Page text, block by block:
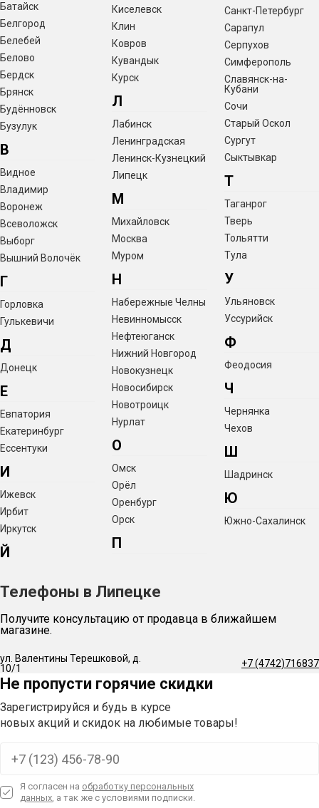
Батайск
Белгород
Белебей
Белово
Бердск
Брянск
Будённовск
Бузулук
В
Видное
Владимир
Воронеж
Всеволожск
Выборг
Вышний Волочёк
Г
Горловка
Гулькевичи
Д
Донецк
Е
Евпатория
Екатеринбург
Ессентуки
И
Ижевск
Ирбит
Иркутск
Й
Киселевск
Клин
Ковров
Кувандык
Курск
Л
Лабинск
Ленинградская
Ленинск-Кузнецкий
Липецк
М
Михайловск
Москва
Муром
Н
Набережные Челны
Невинномысск
Нефтеюганск
Нижний Новгород
Новокузнецк
Новосибирск
Новотроицк
Нурлат
О
Омск
Орёл
Оренбург
Орск
П
Санкт-Петербург
Сарапул
Серпухов
Симферополь
Славянск-на-
Кубани
Сочи
Старый Оскол
Сургут
Сыктывкар
Т
Таганрог
Тверь
Тольятти
Тула
У
Ульяновск
Уссурийск
Ф
Феодосия
Ч
Чернянка
Чехов
Ш
Шадринск
Ю
Южно-Сахалинск
Телефоны в Липецке
Получите консультацию от продавца в ближайшем
магазине.
ул. Валентины Терешковой, д.
10/1
+7 (4742)716837
Не пропусти горячие скидки
Зарегистрируйся и будь в курсе
новых акций и скидок на любимые товары!
Я согласен на обработку персональных
данных, а так же с условиями подписки.